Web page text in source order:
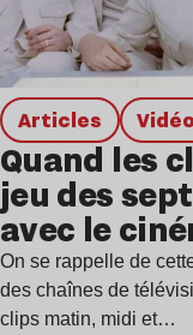
Articles
Quand les
jeu des
avec le
On se rappelle de
des chaînes de
clips matin, midi et…